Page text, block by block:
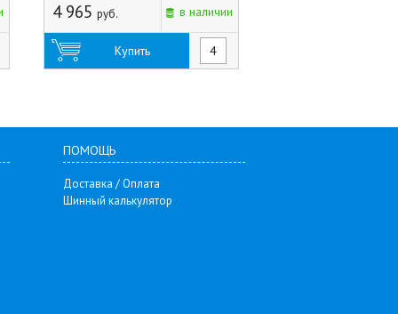
4 965 руб. в наличии
Купить
ПОМОЩЬ
Доставка / Оплата
Шинный калькулятор